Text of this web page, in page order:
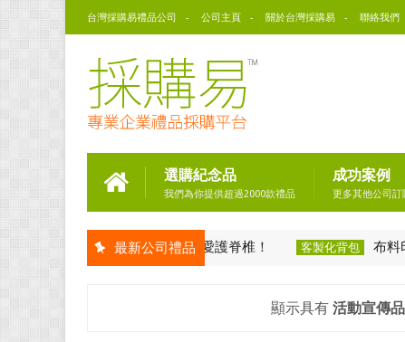
台灣採購易禮品公司 公司主頁 關於台灣採購易 聯絡我們
選購紀念品
我們為你提供超過2000款禮品
成功案例
更多其他公司訂
最新公司禮品
體更健康：選用後背包愛護脊椎！ 客製化背包 布料印刷怎
顯示具有 活動宣傳品